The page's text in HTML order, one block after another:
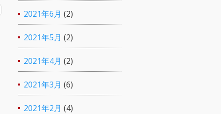
2021年6月 (2)
2021年5月 (2)
2021年4月 (2)
2021年3月 (6)
2021年2月 (4)